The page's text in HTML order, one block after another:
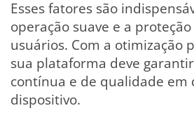
Esses fatores são
operação suave e a
usuários. Com a otimização
sua plataforma deve
contínua e de qualidade em
dispositivo.